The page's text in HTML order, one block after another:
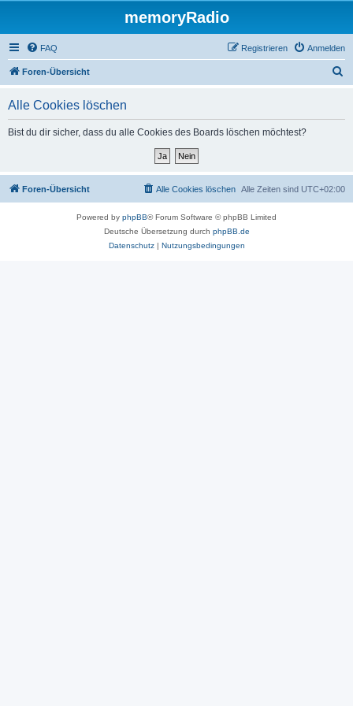
memoryRadio
FAQ Anmelden
Registrieren
Foren-Übersicht
Alle Cookies löschen
Bist du dir sicher, dass du alle Cookies des Boards löschen möchtest?
Foren-Übersicht Alle Zeiten sind UTC+02:00
Alle Cookies löschen
Powered by phpBB® Forum Software © phpBB Limited
Deutsche Übersetzung durch phpBB.de
Datenschutz| Nutzungsbedingungen